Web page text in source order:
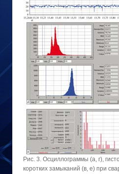
Рис. 3. Осциллограммы (а, г),
коротких замыканий (в, е) при